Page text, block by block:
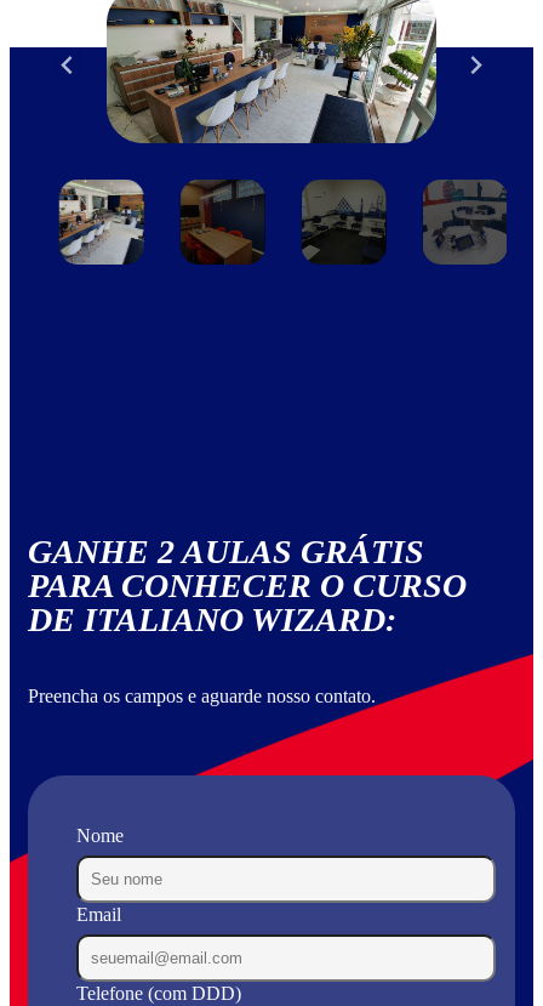
GANHE 2 AULAS GRÁTIS
PARA CONHECER O CURSO
DE ITALIANO WIZARD:
Preencha os campos e aguarde nosso contato.
Nome
Email
Telefone (com DDD)